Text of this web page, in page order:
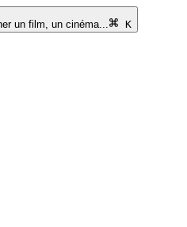
un film, un cinéma...
K